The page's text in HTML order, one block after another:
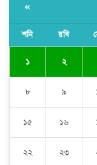
«
শনি রবি
১ ২
৮ ৯
১৫ ১৬
২২ ২৩